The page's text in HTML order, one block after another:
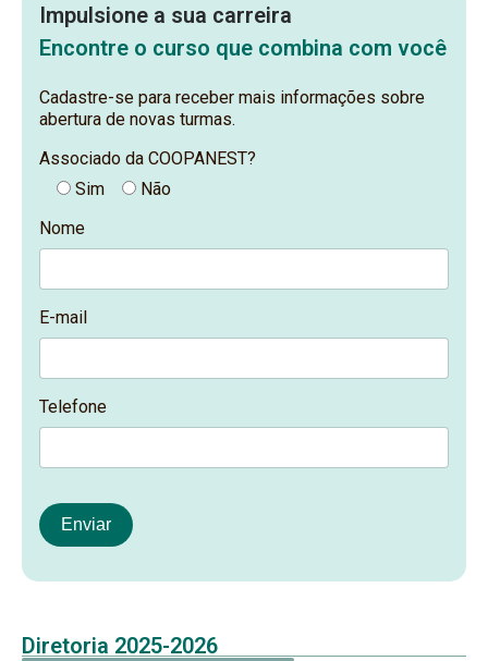
Impulsione a sua carreira
Encontre o curso que combina com você
Cadastre-se para receber mais informações sobre
abertura de novas turmas.
Associado da COOPANEST?
Sim
Não
Nome
E-mail
Telefone
Diretoria 2025-2026